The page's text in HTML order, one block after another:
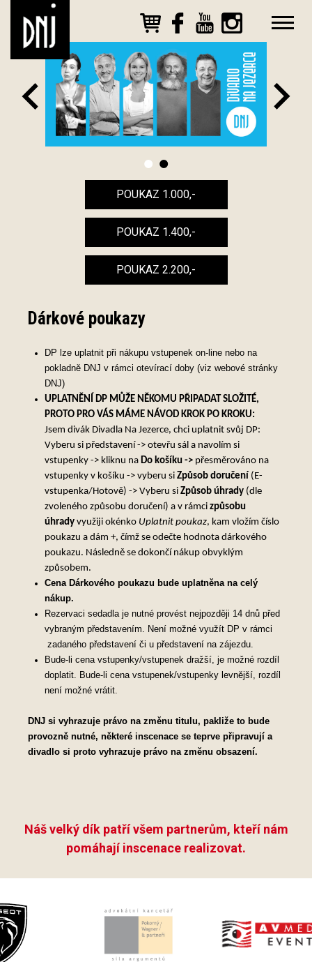
POUKAZ 1.000,-
POUKAZ 1.400,-
POUKAZ 2.200,-
Dárkové poukazy
DP lze uplatnit při nákupu vstupenek on-line nebo na
pokladně DNJ v rámci otevírací doby (viz webové stránky
DNJ)
UPLATNĚNÍ DP MŮŽE NĚKOMU PŘIPADAT SLOŽITÉ,
PROTO PRO VÁS MÁME NÁVOD KROK PO KROKU:
Jsem divák Divadla Na Jezerce, chci uplatnit svůj DP:
Vyberu si představení -> otevřu sál a navolím si
vstupenky -> kliknu na Do košíku -> přesměrováno na
vstupenky v košíku -> vyberu si Způsob doručení (E-
vstupenka/Hotově) -> Vyberu si Způsob úhrady (dle
zvoleného způsobu doručení) a v rámci způsobu
úhrady využiji okénko Uplatnit poukaz, kam vložím číslo
poukazu a dám +, čímž se odečte hodnota dárkového
poukazu. Následně se dokončí nákup obvyklým
způsobem.
Cena Dárkového poukazu bude uplatněna na celý
nákup.
Rezervaci sedadla je nutné provést nejpozději 14 dnů před
vybraným představením. Není možné využít DP v rámci
zadaného představení či u představení na zájezdu.
Bude-li cena vstupenky/vstupenek dražší, je možné rozdíl
doplatit. Bude-li cena vstupenek/vstupenky levnější, rozdíl
není možné vrátit.
DNJ si vyhrazuje právo na změnu titulu, pakliže to bude
provozně nutné, některé inscenace se teprve připravují a
divadlo si proto vyhrazuje právo na změnu obsazení.
Náš velký dík patří všem partnerům, kteří nám
pomáhají inscenace realizovat.